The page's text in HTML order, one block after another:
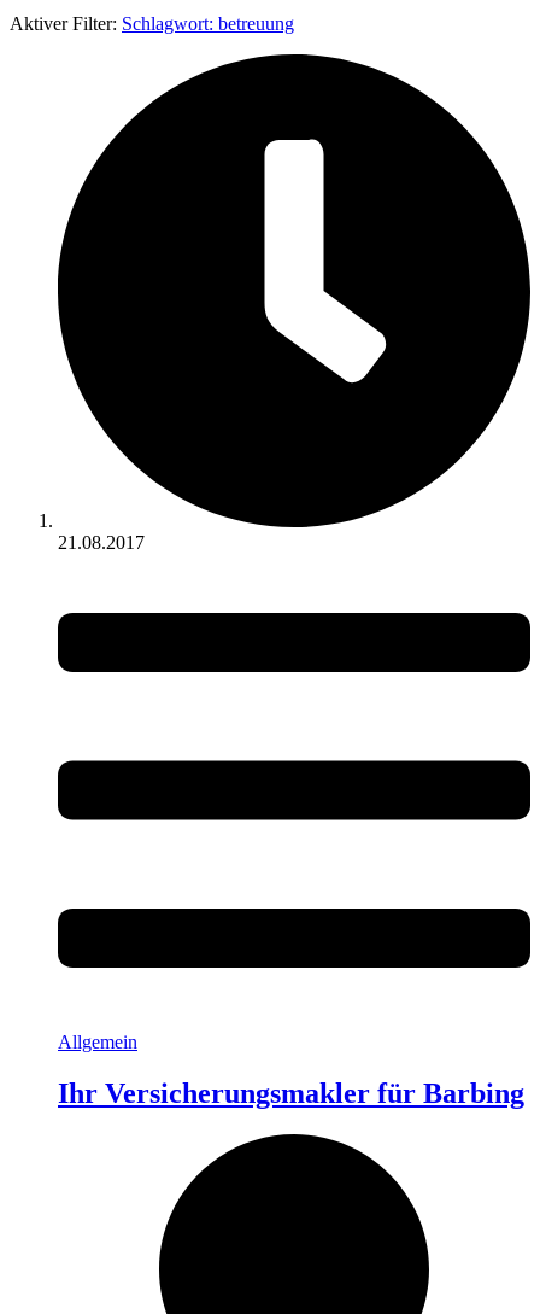
Aktiver Filter: Schlagwort: betreuung
21.08.2017
Allgemein
Ihr Versicherungsmakler für Barbing